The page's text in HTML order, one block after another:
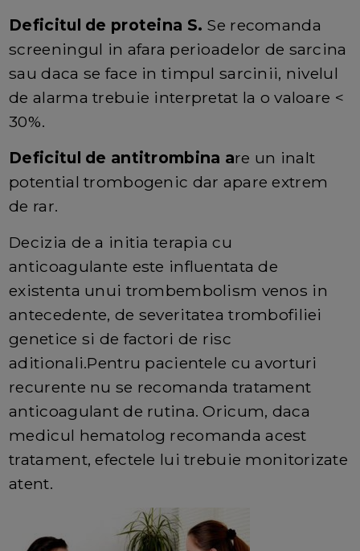
Deficitul de proteina S. Se recomanda
screeningul in afara perioadelor de sarcina
sau daca se face in timpul sarcinii, nivelul
de alarma trebuie interpretat la o valoare <
30%.
Deficitul de antitrombina are un inalt
potential trombogenic dar apare extrem
de rar.
Decizia de a initia terapia cu
anticoagulante este influentata de
existenta unui trombembolism venos in
antecedente, de severitatea trombofiliei
genetice si de factori de risc
aditionali.Pentru pacientele cu avorturi
recurente nu se recomanda tratament
anticoagulant de rutina. Oricum, daca
medicul hematolog recomanda acest
tratament, efectele lui trebuie monitorizate
atent.